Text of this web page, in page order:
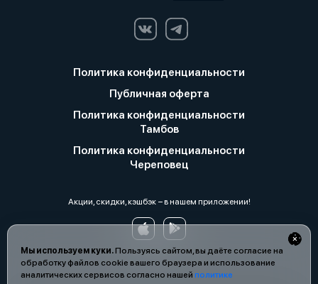
Мы используем куки.Пользуясь сайтом, вы даёте согласие на
обработку файлов cookie вашего браузера и использование
аналитических сервисов согласно нашей политике
Политика конфиденциальности
Публичная оферта
Политика конфиденциальности
Тамбов
Политика конфиденциальности
Череповец
Акции, скидки, кэшбэк − в нашем приложении!